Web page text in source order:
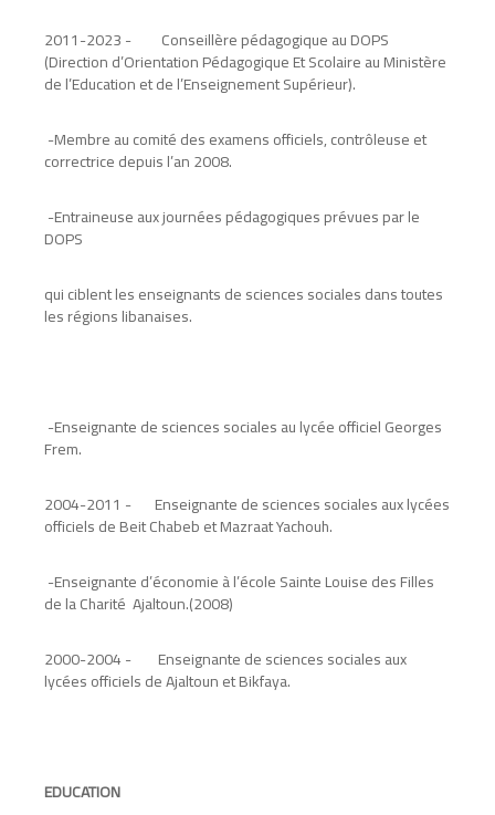
2011-2023- Conseillère pédagogique au DOPS
(Direction d’Orientation Pédagogique Et Scolaire au Ministère
de l’Education et de l’Enseignement Supérieur).
-Membre au comité des examens officiels, contrôleuse et
correctrice depuis l’an 2008.
-Entraineuse aux journées pédagogiques prévues par le
DOPS
qui ciblent les enseignants de sciences sociales dans toutes
les régions libanaises.
-Enseignante de sciences sociales au lycée officiel Georges
Frem.
2004-2011 - Enseignante de sciences sociales aux lycées
officiels de Beit Chabeb et Mazraat Yachouh.
-Enseignante d’économie à l’école Sainte Louise des Filles
de la Charité Ajaltoun
(2008).
2000-2004- Enseignante de sciences sociales aux
lycées officiels de Ajaltoun et Bikfaya.
EDUCATION